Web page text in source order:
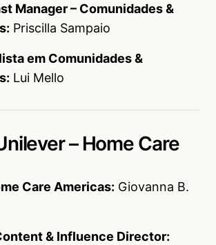
Manager – Comunidades &
Priscilla Sampaio
em Comunidades &
Lui Mello
– Home Care
Care Americas: Giovanna B.
& Influence Director: